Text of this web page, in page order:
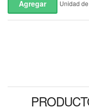
Unidad